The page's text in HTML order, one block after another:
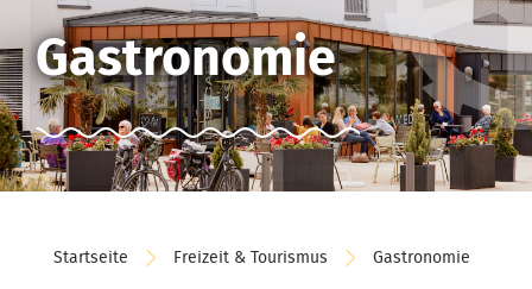
Gastronomie
Startseite Freizeit & Tourismus Gastronomie